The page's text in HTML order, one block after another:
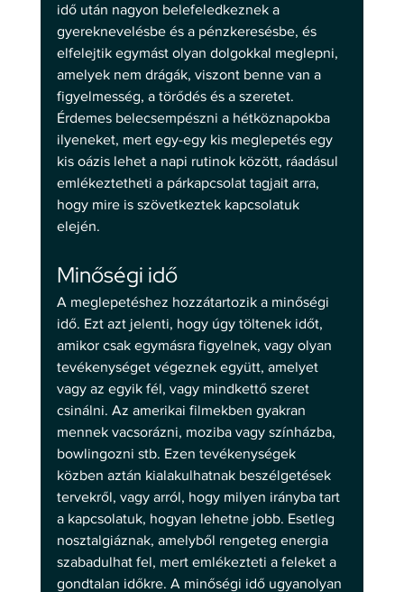
idő után nagyon belefeledkeznek a
gyereknevelésbe és a pénzkeresésbe, és
elfelejtik egymást olyan dolgokkal meglepni,
amelyek nem drágák, viszont benne van a
figyelmesség, a törődés és a szeretet.
Érdemes belecsempészni a hétköznapokba
ilyeneket, mert egy-egy kis meglepetés egy
kis oázis lehet a napi rutinok között, ráadásul
emlékeztetheti a párkapcsolat tagjait arra,
hogy mire is szövetkeztek kapcsolatuk
elején.
Minőségi idő
A meglepetéshez hozzátartozik a minőségi
idő. Ezt azt jelenti, hogy úgy töltenek időt,
amikor csak egymásra figyelnek, vagy olyan
tevékenységet végeznek együtt, amelyet
vagy az egyik fél, vagy mindkettő szeret
csinálni. Az amerikai filmekben gyakran
mennek vacsorázni, moziba vagy színházba,
bowlingozni stb. Ezen tevékenységek
közben aztán kialakulhatnak beszélgetések
tervekről, vagy arról, hogy milyen irányba tart
a kapcsolatuk, hogyan lehetne jobb. Esetleg
nosztalgiáznak, amelyből rengeteg energia
szabadulhat fel, mert emlékezteti a feleket a
gondtalan időkre. A minőségi idő ugyanolyan